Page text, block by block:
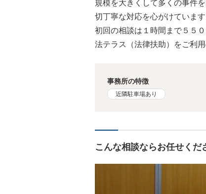
規模を大きくして多くの事件
切丁寧な対応を心がけています
初回の相談は１時間まで５５０
法テラス（法律扶助）をご利
事務所の特徴
近隣駐車場あり
こんな相談ならお任せくだ